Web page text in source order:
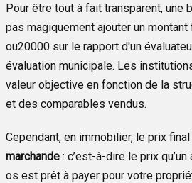
Pour être tout à fait transparent, une
pas magiquement ajouter un
ou20000 sur le rapport d'un
évaluation municipale. Les
valeur objective en fonction de la
et des comparables vendus.
Cependant, en immobilier, le prix
marchande : c’est-à-dire le prix
os est prêt à payer pour votre